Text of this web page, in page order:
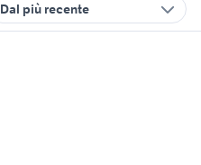
Dal più recente